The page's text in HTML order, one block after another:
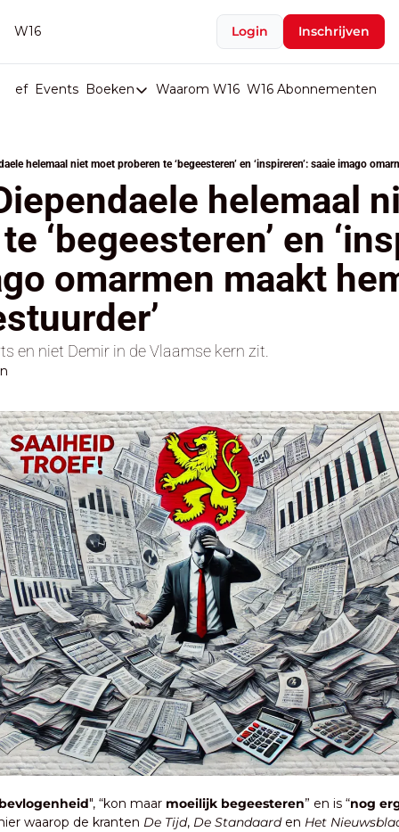
W16 Login Inschrijven
Events Boeken
Boeken
Boeken
Stop de Persen
Het Merk België
De Doodgravers van België
Bpost Hold-up
Waarom W16 W16 Abonnementen
helemaal
‘begeesteren’ en
omarmen maakt
en niet Demir in de Vlaamse kern zit.
", “kon maar moeilijk begeesteren” en is “nog
waarop de kranten De Tijd, De Standaard en Het